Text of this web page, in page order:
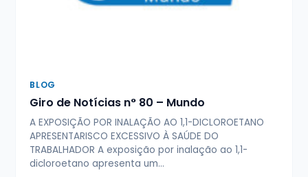
BLOG
Giro de Notícias n° 80 – Mundo
A EXPOSIÇÃO POR INALAÇÃO AO 1,1-DICLOROETANO
APRESENTARISCO EXCESSIVO À SAÚDE DO
TRABALHADOR A exposição por inalação ao 1,1-
dicloroetano apresenta um…